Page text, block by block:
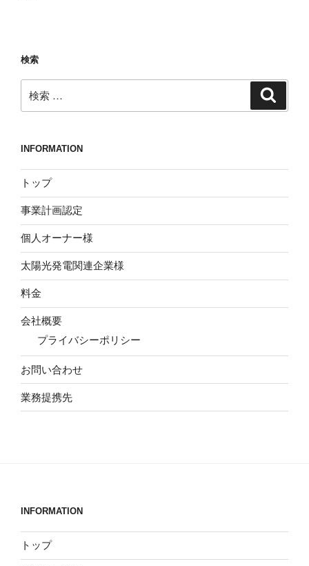
シ
ョ
ン
検索
索:
INFORMATION
トップ
事業計画認定
個人オーナー様
太陽光発電関連企業様
料金
会社概要
プライバシーポリシー
お問い合わせ
業務提携先
INFORMATION
トップ